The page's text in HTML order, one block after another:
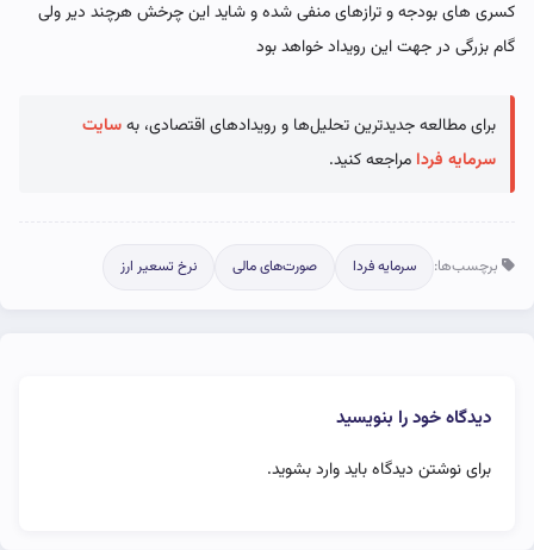
کسری های بودجه و ترازهای منفی شده و شاید این چرخش هرچند دیر ولی
گام بزرگی در جهت این رویداد خواهد بود
برای مطالعه جدیدترین تحلیل‌ها و رویدادهای اقتصادی، بهسایت
سرمایه فردا مراجعه کنید.
برچسب‌ها: سرمایه فردا صورت‌های مالی نرخ تسعیر ارز
دیدگاه خود را بنویسید
برای نوشتن دیدگاه بایدوارد بشوید.